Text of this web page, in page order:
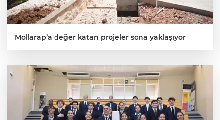
Mollarap’a değer katan projeler sona yaklaşıyor